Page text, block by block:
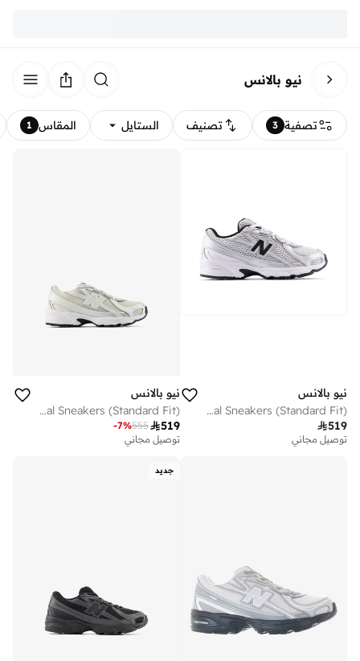
نيو بالانس
تصفية 3 تصنيف الستايل المقاس 1
نيو بالانس
Kids 740 Bungee Lace casual Sneakers (Standard Fit)
519
توصيل مجاني
نيو بالانس
Kids 740 BUNGEE LACE casual Sneakers (Standard Fit)
519
555
-7%
توصيل مجاني
جديد